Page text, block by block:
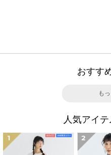
おすす
も
人気アイ
1 2